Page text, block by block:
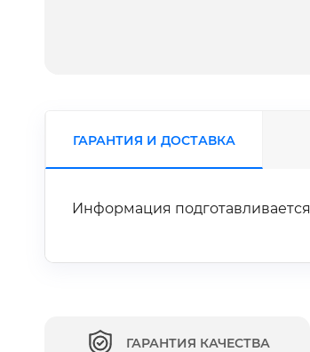
ГАРАНТИЯ И ДОСТАВКА
Информация подготавливается
ГАРАНТИЯ КАЧЕСТВА